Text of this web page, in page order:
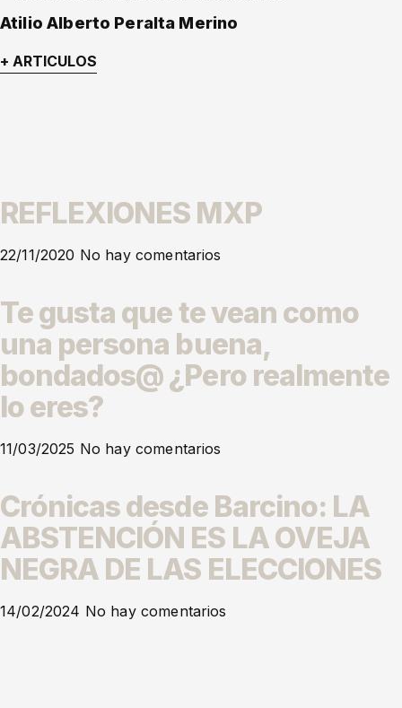
Atilio Alberto Peralta Merino
+ ARTICULOS
REFLEXIONES MXP
22/11/2020 No hay comentarios
Te gusta que te vean como
una persona buena,
bondados@ ¿Pero realmente
lo eres?
11/03/2025 No hay comentarios
Crónicas desde Barcino: LA
ABSTENCIÓN ES LA OVEJA
NEGRA DE LAS ELECCIONES
14/02/2024 No hay comentarios